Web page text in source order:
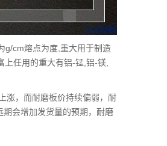
g/cm熔点为度,重大用于制造
上任用的重大有铝-锰,铝-镁,
涨，而耐磨板价持续偏弱，耐
会增加发货量的预期，耐磨